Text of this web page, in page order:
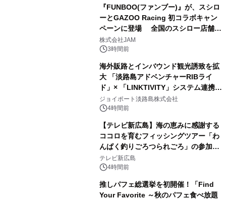
『FUNBOO(ファンブー)』が、スシロ
ーとGAZOO Racing 初コラボキャン
ペーンに登場 全国のスシロー店舗で
GR 4車種の FUNBOO(ミニカー)付き
メニューが展開されます
株式会社JAM
3時間前
海外販路とインバウンド観光誘致を拡
大 「淡路島アドベンチャーRIBライ
ド」× 「LINKTIVITY」システム連携を
開始！
ジョイポート淡路島株式会社
4時間前
【テレビ新広島】海の恵みに感謝する
ココロを育むフィッシングツアー「わ
んぱく釣りごろつられごろ」の参加小
学生を募集
テレビ新広島
4時間前
推しパフェ総選挙を初開催！「Find
Your Favorite ～秋のパフェ食べ放題